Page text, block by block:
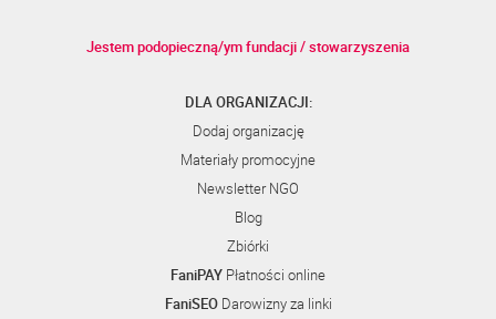
Jestem podopieczną/ym fundacji / stowarzyszenia
DLA ORGANIZACJI:
Dodaj organizację
Materiały promocyjne
Newsletter NGO
Blog
Zbiórki
FaniPAY Płatności online
FaniSEODarowizny za linki